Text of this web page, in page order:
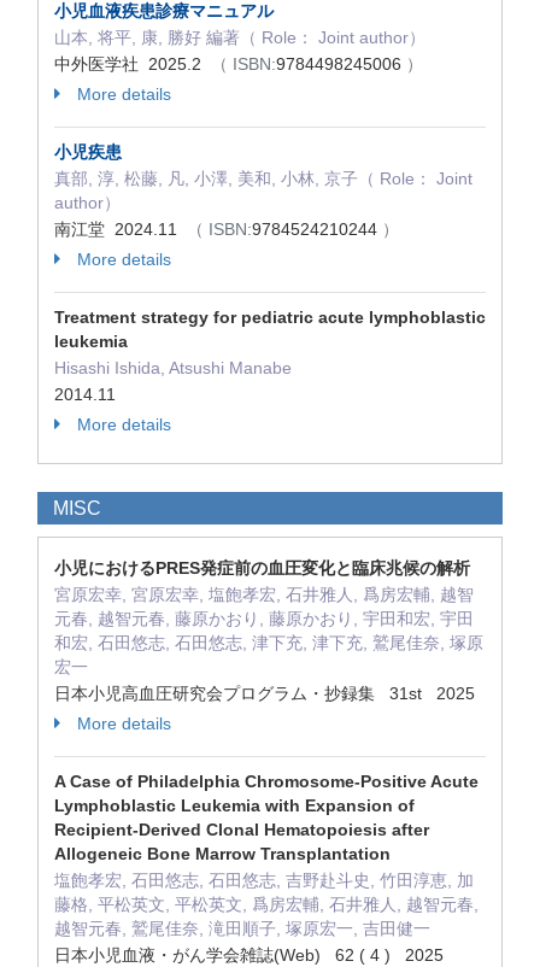
小児血液疾患診療マニュアル
山本, 将平, 康, 勝好 編著（ Role： Joint author）
中外医学社 2025.2
（ ISBN:9784498245006 ）
More details
小児疾患
真部, 淳, 松藤, 凡, 小澤, 美和, 小林, 京子（ Role： Joint
author）
南江堂 2024.11
（ ISBN:9784524210244 ）
More details
Treatment strategy for pediatric acute lymphoblastic
leukemia
Hisashi Ishida, Atsushi Manabe
2014.11
More details
MISC
小児におけるPRES発症前の血圧変化と臨床兆候の解析
宮原宏幸, 宮原宏幸, 塩飽孝宏, 石井雅人, 爲房宏輔, 越智
元春, 越智元春, 藤原かおり, 藤原かおり, 宇田和宏, 宇田
和宏, 石田悠志, 石田悠志, 津下充, 津下充, 鷲尾佳奈, 塚原
宏一
日本小児高血圧研究会プログラム・抄録集 31st 2025
More details
A Case of Philadelphia Chromosome-Positive Acute
Lymphoblastic Leukemia with Expansion of
Recipient-Derived Clonal Hematopoiesis after
Allogeneic Bone Marrow Transplantation
塩飽孝宏, 石田悠志, 石田悠志, 吉野赴斗史, 竹田淳恵, 加
藤格, 平松英文, 平松英文, 爲房宏輔, 石井雅人, 越智元春,
越智元春, 鷲尾佳奈, 滝田順子, 塚原宏一, 吉田健一
日本小児血液・がん学会雑誌(Web) 62 ( 4 ) 2025